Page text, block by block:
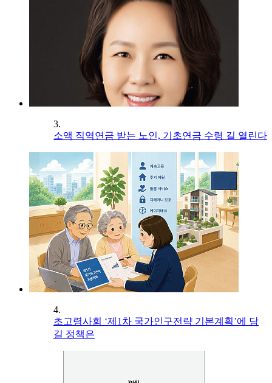
3.
소액 직역연금 받는 노인, 기초연금 수령 길 열린다
4.
초고령사회 ‘제1차 국가인구전략 기본계획’에 담
길 정책은